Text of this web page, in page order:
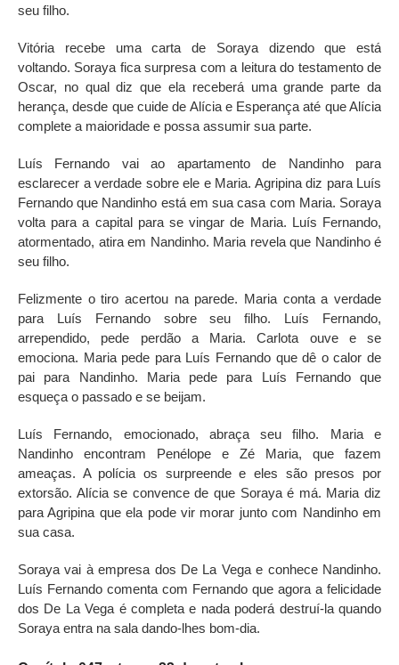
seu filho.
Vitória recebe uma carta de Soraya dizendo que está
voltando. Soraya fica surpresa com a leitura do testamento de
Oscar, no qual diz que ela receberá uma grande parte da
herança, desde que cuide de Alícia e Esperança até que Alícia
complete a maioridade e possa assumir sua parte.
Luís Fernando vai ao apartamento de Nandinho para
esclarecer a verdade sobre ele e Maria. Agripina diz para Luís
Fernando que Nandinho está em sua casa com Maria. Soraya
volta para a capital para se vingar de Maria. Luís Fernando,
atormentado, atira em Nandinho. Maria revela que Nandinho é
seu filho.
Felizmente o tiro acertou na parede. Maria conta a verdade
para Luís Fernando sobre seu filho. Luís Fernando,
arrependido, pede perdão a Maria. Carlota ouve e se
emociona. Maria pede para Luís Fernando que dê o calor de
pai para Nandinho. Maria pede para Luís Fernando que
esqueça o passado e se beijam.
Luís Fernando, emocionado, abraça seu filho. Maria e
Nandinho encontram Penélope e Zé Maria, que fazem
ameaças. A polícia os surpreende e eles são presos por
extorsão. Alícia se convence de que Soraya é má. Maria diz
para Agripina que ela pode vir morar junto com Nandinho em
sua casa.
Soraya vai à empresa dos De La Vega e conhece Nandinho.
Luís Fernando comenta com Fernando que agora a felicidade
dos De La Vega é completa e nada poderá destruí-la quando
Soraya entra na sala dando-lhes bom-dia.